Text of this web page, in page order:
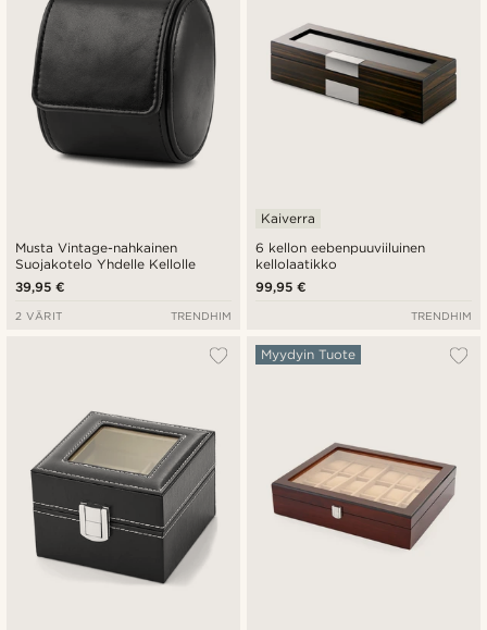
Musta Vintage-nahkainen
Suojakotelo Yhdelle Kellolle
39,95 €
2 VÄRIT TRENDHIM
6 kellon eebenpuuviiluinen
kellolaatikko
Kaiverra
99,95 €
TRENDHIM
Myydyin Tuote